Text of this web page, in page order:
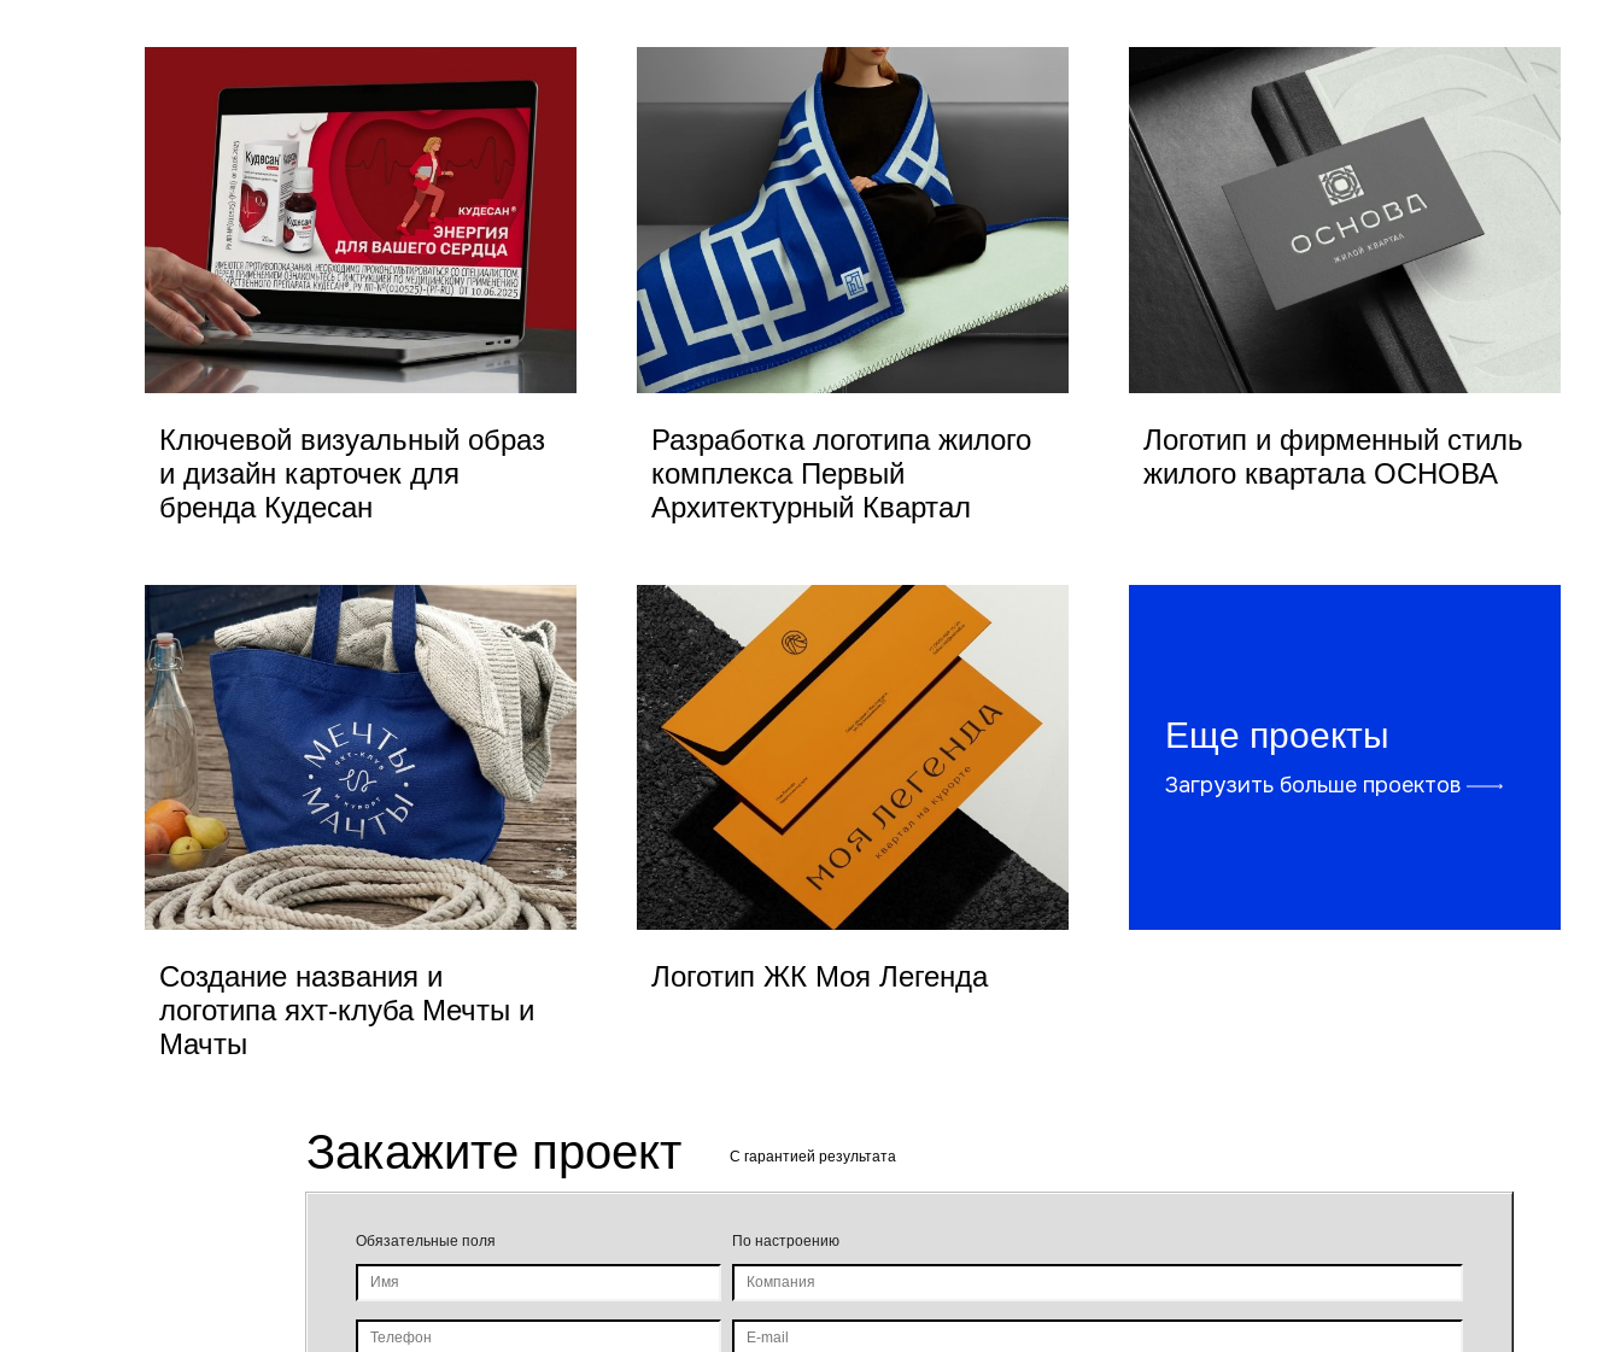
Ключевой визуальный образ
и дизайн карточек для
бренда Кудесан
Разработка логотипа жилого
комплекса Первый
Архитектурный Квартал
Логотип и фирменный стиль
жилого квартала ОСНОВА
Создание названия и
логотипа яхт-клуба Мечты и
Мачты
Логотип ЖК Моя Легенда
Еще проекты
Загрузить больше проектов
Закажите проект C гарантией результата
Обязательные поля По настроению